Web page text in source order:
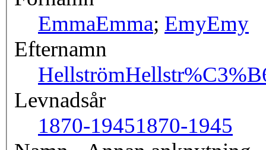
EmmaEmma; EmyEmy
Efternamn
Hellström
Levnadsår
1870-19451870-1945